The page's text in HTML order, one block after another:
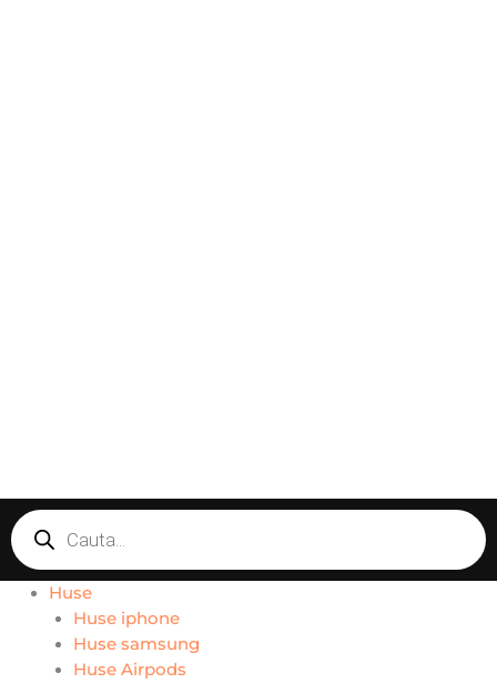
Products
search
Huse
Huse iphone
Huse samsung
Huse Airpods